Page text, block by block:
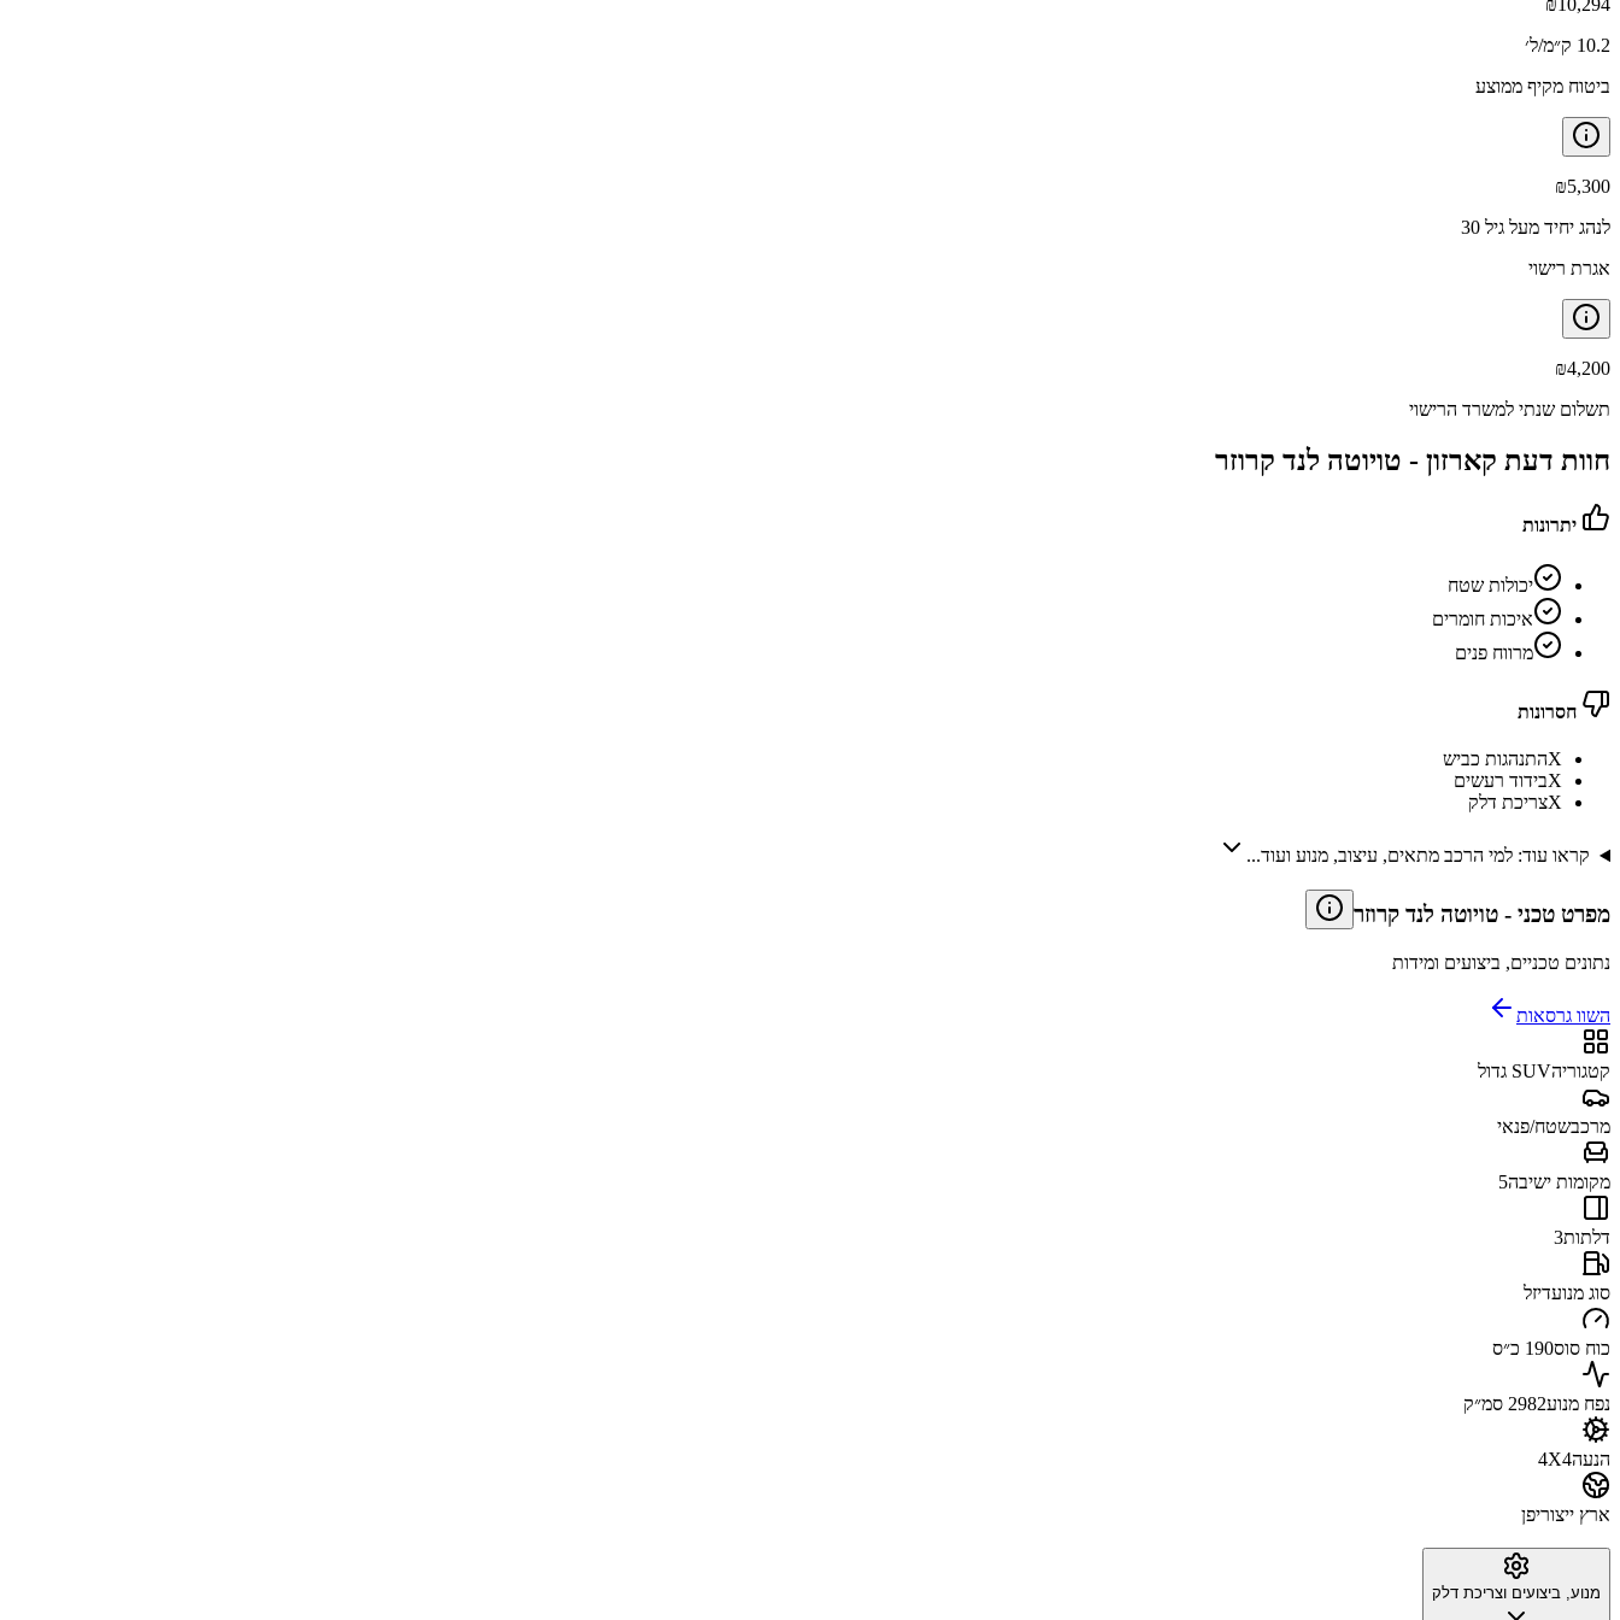
₪ 10,294
10.2 ק״מ/ל׳
ביטוח מקיף ממוצע
₪5,300
לנהג יחיד מעל גיל 30
אגרת רישוי
₪4,200
תשלום שנתי למשרד הרישוי
חוות דעת קארזון - טויוטה לנד קרוזר
יתרונות
יכולות שטח
איכות חומרים
מרווח פנים
חסרונות
Xהתנהגות כביש
Xבידוד רעשים
Xצריכת דלק
קראו עוד: למי הרכב מתאים, עיצוב, מנוע ועוד...
מפרט טכני - טויוטה לנד קרוזר
נתונים טכניים, ביצועים ומידות
השוו גרסאות
קטגוריהSUV גדול
מרכבשטח/פנאי
מקומות ישיבה5
דלתות3
סוג מנועדיזל
כוח סוס190 כ״ס
נפח מנוע2982 סמ״ק
הנעה4X4
ארץ ייצוריפן
מנוע, ביצועים וצריכת דלק